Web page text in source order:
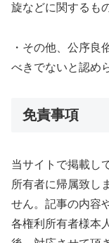
旋などに関するも
・その他、公序良
べきでないと認め
免責事項
当サイトで掲載し
所有者に帰属致し
せん。記事の内容
各権利所有者様本